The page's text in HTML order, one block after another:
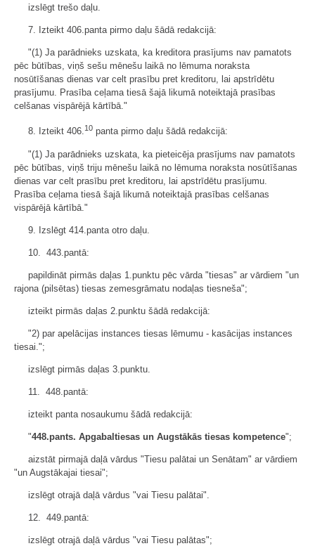
izslēgt trešo daļu.
7. Izteikt 406.panta pirmo daļu šādā redakcijā:
"(1) Ja parādnieks uzskata, ka kreditora prasījums nav pamatots
pēc būtības, viņš sešu mēnešu laikā no lēmuma noraksta
nosūtīšanas dienas var celt prasību pret kreditoru, lai apstrīdētu
prasījumu. Prasība ceļama tiesā šajā likumā noteiktajā prasības
celšanas vispārējā kārtībā."
8. Izteikt 406.10 panta pirmo daļu šādā redakcijā:
"(1) Ja parādnieks uzskata, ka pieteicēja prasījums nav pamatots
pēc būtības, viņš triju mēnešu laikā no lēmuma noraksta nosūtīšanas
dienas var celt prasību pret kreditoru, lai apstrīdētu prasījumu.
Prasība ceļama tiesā šajā likumā noteiktajā prasības celšanas
vispārējā kārtībā."
9. Izslēgt 414.panta otro daļu.
10. 443.pantā:
papildināt pirmās daļas 1.punktu pēc vārda "tiesas" ar vārdiem "un
rajona (pilsētas) tiesas zemesgrāmatu nodaļas tiesneša";
izteikt pirmās daļas 2.punktu šādā redakcijā:
"2) par apelācijas instances tiesas lēmumu - kasācijas instances
tiesai.";
izslēgt pirmās daļas 3.punktu.
11. 448.pantā:
izteikt panta nosaukumu šādā redakcijā:
"448.pants. Apgabaltiesas un Augstākās tiesas kompetence";
aizstāt pirmajā daļā vārdus "Tiesu palātai un Senātam" ar vārdiem
"un Augstākajai tiesai";
izslēgt otrajā daļā vārdus "vai Tiesu palātai".
12. 449.pantā:
izslēgt otrajā daļā vārdus "vai Tiesu palātas";